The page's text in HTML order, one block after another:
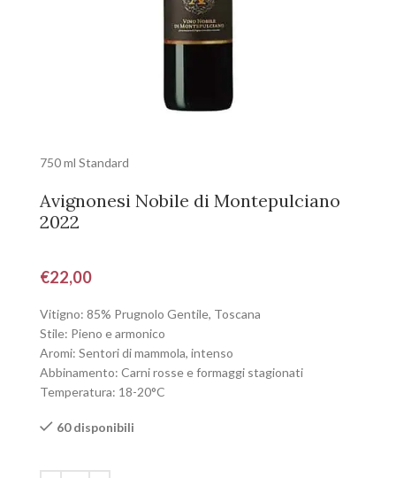
750 ml Standard
Avignonesi Nobile di Montepulciano
2022
€22,00
Vitigno: 85% Prugnolo Gentile, Toscana
Stile: Pieno e armonico
Aromi: Sentori di mammola, intenso
Abbinamento: Carni rosse e formaggi stagionati
Temperatura: 18-20°C
60 disponibili